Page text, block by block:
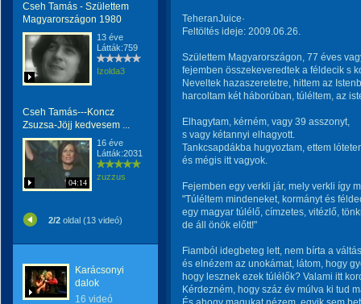
Cseh Tamás - Születtem
Magyarországon 1980
13 éve
Látták:759
Izolda3
Cseh Tamás---Koncz
Zsuzsa-Jöjj kedvesem ...
04:14
16 éve
Látták:2031
zuzzus
2/2 oldal (13 videó)
Karácsonyi
dalok
16 videó
TeheranJuice·
Feltöltés ideje: 2009.06.26.
Születtem Magyarországon, 77 éves
fejemben összekeveredtek a féldecik s
Neveltek hazaszeretetre, hittem az
harcoltam két háborúban, túléltem, az
Elhagytam, kérném, vagy 39 asszonyt,
s vagy kétannyi elhagyott.
Tankcsapdákba hugyoztam, ettem
és mégis itt vagyok.
Fejemben egy verkli jár, mely verkli így
"Túléltem mindeneket, kormányt és
egy magyar túlélő, címzetes, vitézlő,
de áll önök előtt!"
Fiamból idegbeteg lett, nem bírta a
és elnézem az unokámat, látom, hogy
hogy lesznek ezek túlélők? Valami itt
Kérdezném, hogy száz év múlva ki tud